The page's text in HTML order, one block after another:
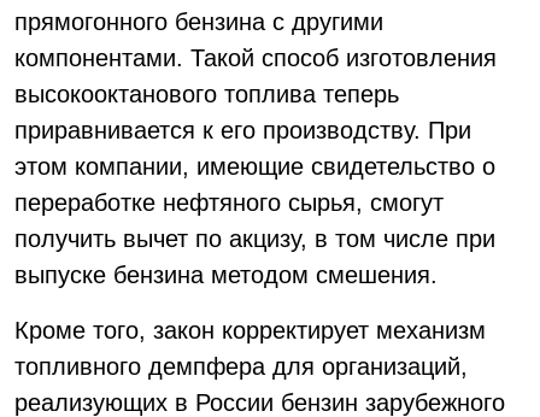
прямогонного бензина с другими
компонентами. Такой способ изготовления
высокооктанового топлива теперь
приравнивается к его производству. При
этом компании, имеющие свидетельство о
переработке нефтяного сырья, смогут
получить вычет по акцизу, в том числе при
выпуске бензина методом смешения.
Кроме того, закон корректирует механизм
топливного демпфера для организаций,
реализующих в России бензин зарубежного